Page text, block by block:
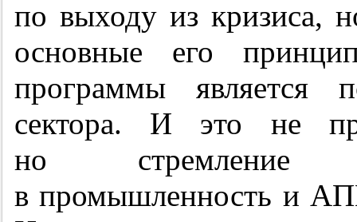
по выходу из кризиса,
основные его
программы является
сектора. И это не
но стремление
в промышленность и